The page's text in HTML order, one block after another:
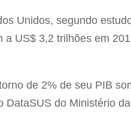
Unidos, segundo
US$ 3,2 trilhões em
de 2% de seu PIB
DataSUS do Ministério